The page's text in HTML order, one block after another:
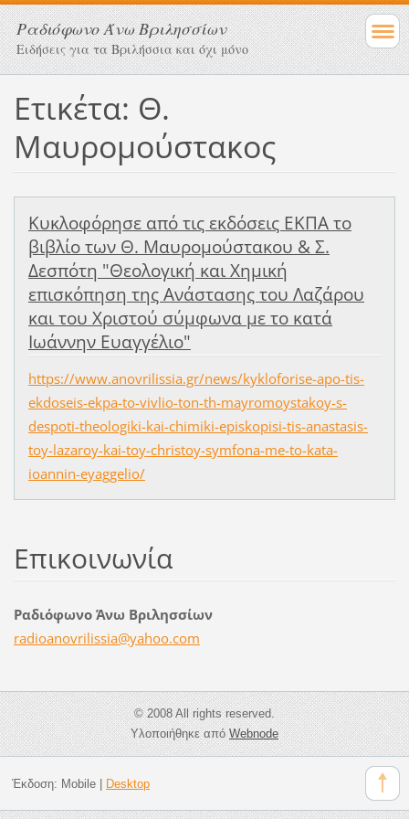
Ραδιόφωνο Άνω Βριλησσίων
Ειδήσεις για τα Βριλήσσια και όχι μόνο
Ετικέτα: Θ.
Μαυρομούστακος
Κυκλοφόρησε από τις εκδόσεις ΕΚΠΑ το
βιβλίο των Θ. Μαυρομούστακου & Σ.
Δεσπότη "Θεολογική και Χημική
επισκόπηση της Ανάστασης του Λαζάρου
και του Χριστού σύμφωνα με το κατά
Ιωάννην Ευαγγέλιο"
https://www.anovrilissia.gr/news/kykloforise-apo-tis-
ekdoseis-ekpa-to-vivlio-ton-th-mayromoystakoy-s-
despoti-theologiki-kai-chimiki-episkopisi-tis-anastasis-
toy-lazaroy-kai-toy-christoy-symfona-me-to-kata-
ioannin-eyaggelio/
Επικοινωνία
Ραδιόφωνο Άνω Βριλησσίων
radioanovrilissia@yahoo.com
© 2008 All rights reserved.
Υλοποιήθηκε απόWebnode
Έκδοση: Mobile| Desktop